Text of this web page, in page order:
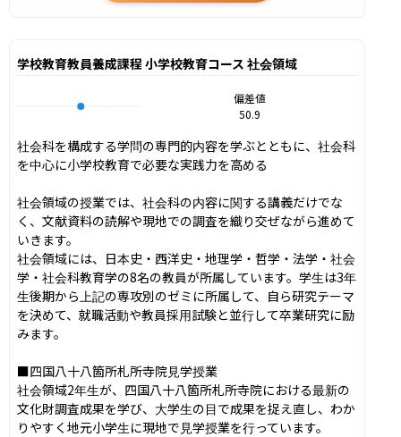
学校教育教員養成課程 小学校教育コース 社会領域
偏差値
50.9
社会科を構成する学問の専門的内容を学ぶとともに、社会科
を中心に小学校教育で必要な実践力を高める
社会領域の授業では、社会科の内容に関する講義だけでな
く、文献資料の読解や現地での調査を織り交ぜながら進めて
いきます。
社会領域には、日本史・西洋史・地理学・哲学・法学・社会
学・社会科教育学の8名の教員が所属しています。学生は3年
生後期から上記の専攻別のゼミに所属して、自ら研究テーマ
を決めて、就職活動や教員採用試験と並行して卒業研究に励
みます。
■四国八十八箇所札所寺院見学授業
社会領域2年生が、四国八十八箇所札所寺院における最新の
文化財調査成果を学び、大学生の目で成果を捉え直し、わか
りやすく地元小学生に現地で見学授業を行っています。